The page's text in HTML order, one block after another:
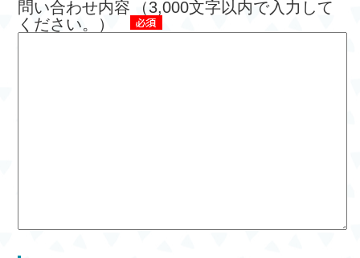
問い合わせ内容
（3,000文字以内で入力して
ください。）